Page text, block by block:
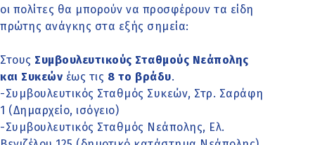
οι πολίτες θα μπορούν να προσφέρουν τα είδη
πρώτης ανάγκης στα εξής σημεία:
Στους Συμβουλευτικούς Σταθμούς Νεάπολης
και Συκεών έως τις 8 το βράδυ.
-Συμβουλευτικός Σταθμός Συκεών, Στρ. Σαράφη
1 (Δημαρχείο, ισόγειο)
-Συμβουλευτικός Σταθμός Νεάπολης, Ελ.